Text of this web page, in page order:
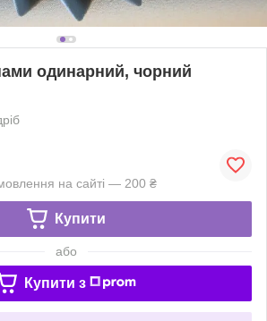
одинарний, чорний
на сайті — 200 ₴
Купити
або
Купити з